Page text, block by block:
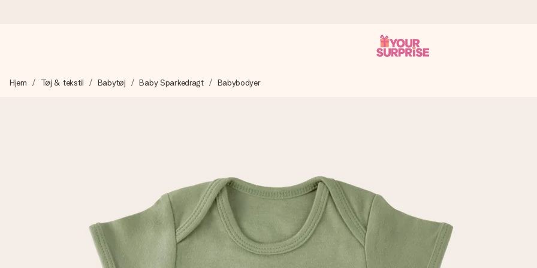
Vi laver din gave med omhu og sender den lynhurtigt – så du kan give den på det helt rette tidspunkt, når den betyder allermest.
Lav noget særligt i blot få trin – med hendes navn, et billede af dig eller en besked, der går lige i hendes hjerte. Intet besvær
Hjem Tøj & tekstil Babytøj Baby Sparkedragt Babybodyer